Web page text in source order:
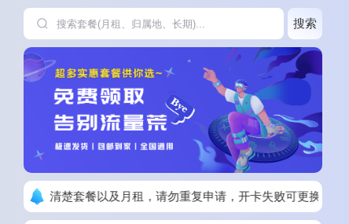
搜索
下单请看清楚套餐以及月租，请勿重复申请，开卡失败可更换其他